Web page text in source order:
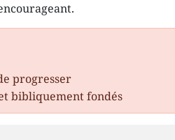
progresser
bibliquement fondés